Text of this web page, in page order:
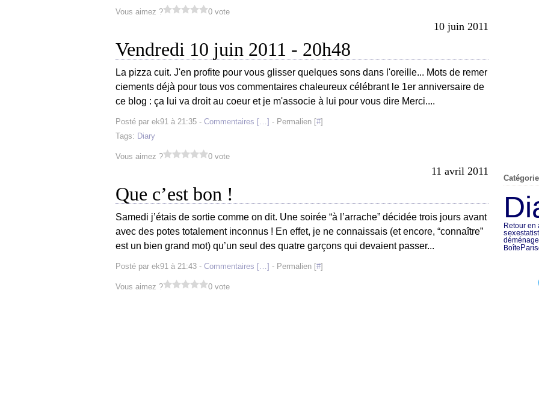
Vous aimez ? 0 vote
10 juin 2011
Vendredi 10 juin 2011 - 20h48
La pizza cuit. J'en profite pour vous glisser quelques sons dans l'oreille... Mots de remer
ciements déjà pour tous vos commentaires chaleureux célébrant le 1er anniversaire de
ce blog : ça lui va droit au coeur et je m'associe à lui pour vous dire Merci....
Posté par ek91 à 21:35 - Commentaires […] - Permalien [#]
Tags: Diary
Vous aimez ? 0 vote
11 avril 2011
Que c’est bon !
Samedi j’étais de sortie comme on dit. Une soirée “à l’arrache” décidée trois jours avant
avec des potes totalement inconnus ! En effet, je ne connaissais (et encore, “connaître”
est un bien grand mot) qu’un seul des quatre garçons qui devaient passer...
Posté par ek91 à 21:43 - Commentaires […] - Permalien [#]
Vous aimez ? 0 vote
Retour en
sexe
Boîte Paris